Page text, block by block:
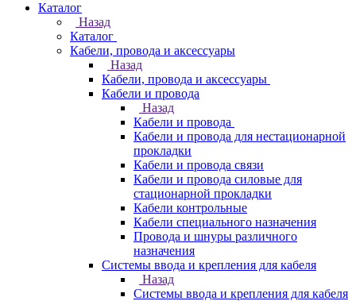
Каталог
Назад
Каталог
Кабели, провода и аксессуары
Назад
Кабели, провода и аксессуары
Кабели и провода
Назад
Кабели и провода
Кабели и провода для нестационарной
прокладки
Кабели и провода связи
Кабели и провода силовые для
стационарной прокладки
Кабели контрольные
Кабели специального назначения
Провода и шнуры различного
назначения
Системы ввода и крепления для кабеля
Назад
Системы ввода и крепления для кабеля